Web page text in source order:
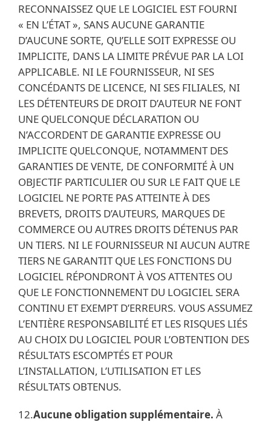
RECONNAISSEZ QUE LE LOGICIEL EST FOURNI
« EN L’ÉTAT », SANS AUCUNE GARANTIE
D’AUCUNE SORTE, QU’ELLE SOIT EXPRESSE OU
IMPLICITE, DANS LA LIMITE PRÉVUE PAR LA LOI
APPLICABLE. NI LE FOURNISSEUR, NI SES
CONCÉDANTS DE LICENCE, NI SES FILIALES, NI
LES DÉTENTEURS DE DROIT D’AUTEUR NE FONT
UNE QUELCONQUE DÉCLARATION OU
N’ACCORDENT DE GARANTIE EXPRESSE OU
IMPLICITE QUELCONQUE, NOTAMMENT DES
GARANTIES DE VENTE, DE CONFORMITÉ À UN
OBJECTIF PARTICULIER OU SUR LE FAIT QUE LE
LOGICIEL NE PORTE PAS ATTEINTE À DES
BREVETS, DROITS D’AUTEURS, MARQUES DE
COMMERCE OU AUTRES DROITS DÉTENUS PAR
UN TIERS. NI LE FOURNISSEUR NI AUCUN AUTRE
TIERS NE GARANTIT QUE LES FONCTIONS DU
LOGICIEL RÉPONDRONT À VOS ATTENTES OU
QUE LE FONCTIONNEMENT DU LOGICIEL SERA
CONTINU ET EXEMPT D’ERREURS. VOUS ASSUMEZ
L’ENTIÈRE RESPONSABILITÉ ET LES RISQUES LIÉS
AU CHOIX DU LOGICIEL POUR L’OBTENTION DES
RÉSULTATS ESCOMPTÉS ET POUR
L’INSTALLATION, L’UTILISATION ET LES
RÉSULTATS OBTENUS.
12.Aucune obligation supplémentaire. À